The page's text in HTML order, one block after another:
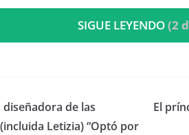
SIGUE LEYENDO(2
de las
Letizia) “Optó por
​El